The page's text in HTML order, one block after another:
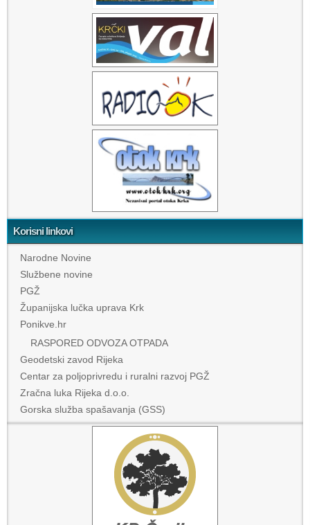
Korisni linkovi
Narodne Novine
Službene novine
PGŽ
Županijska lučka uprava Krk
Ponikve.hr
RASPORED ODVOZA OTPADA
Geodetski zavod Rijeka
Centar za poljoprivredu i ruralni razvoj PGŽ
Zračna luka Rijeka d.o.o.
Gorska služba spašavanja (GSS)